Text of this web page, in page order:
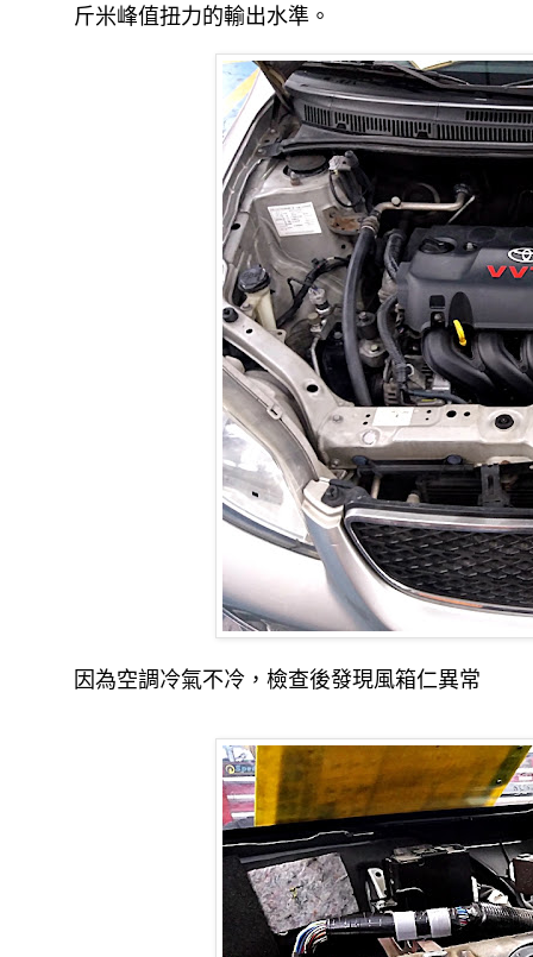
斤米峰值扭力的輸出水準。
因為空調冷氣不冷，檢查後發現風箱仁異常